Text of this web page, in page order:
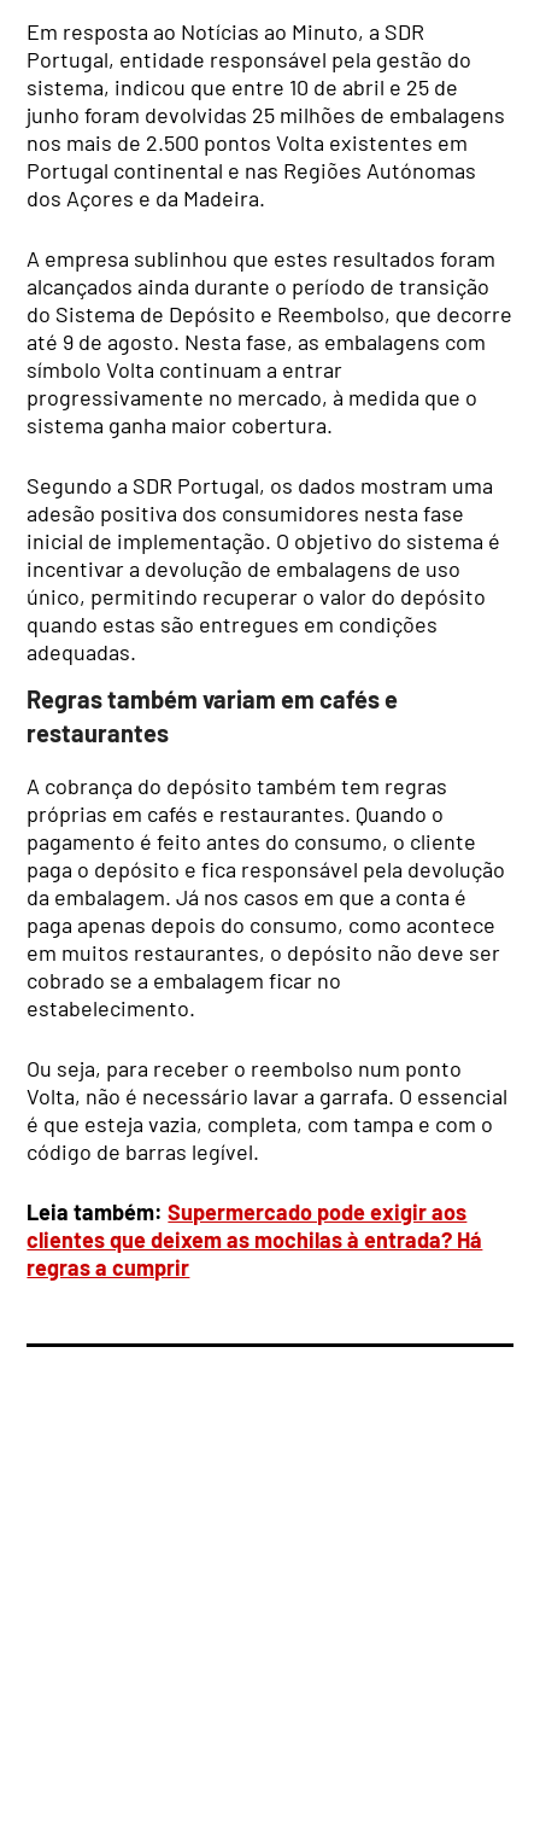
Em resposta ao Notícias ao Minuto, a SDR
Portugal, entidade responsável pela gestão do
sistema, indicou que entre 10 de abril e 25 de
junho foram devolvidas 25 milhões de embalagens
nos mais de 2.500 pontos Volta existentes em
Portugal continental e nas Regiões Autónomas
dos Açores e da Madeira.
A empresa sublinhou que estes resultados foram
alcançados ainda durante o período de transição
do Sistema de Depósito e Reembolso, que decorre
até 9 de agosto. Nesta fase, as embalagens com
símbolo Volta continuam a entrar
progressivamente no mercado, à medida que o
sistema ganha maior cobertura.
Segundo a SDR Portugal, os dados mostram uma
adesão positiva dos consumidores nesta fase
inicial de implementação. O objetivo do sistema é
incentivar a devolução de embalagens de uso
único, permitindo recuperar o valor do depósito
quando estas são entregues em condições
adequadas.
Regras também variam em cafés e
restaurantes
A cobrança do depósito também tem regras
próprias em cafés e restaurantes. Quando o
pagamento é feito antes do consumo, o cliente
paga o depósito e fica responsável pela devolução
da embalagem. Já nos casos em que a conta é
paga apenas depois do consumo, como acontece
em muitos restaurantes, o depósito não deve ser
cobrado se a embalagem ficar no
estabelecimento.
Ou seja, para receber o reembolso num ponto
Volta, não é necessário lavar a garrafa. O essencial
é que esteja vazia, completa, com tampa e com o
código de barras legível.
Leia também:Supermercado pode exigir aos
clientes que deixem as mochilas à entrada? Há
regras a cumprir